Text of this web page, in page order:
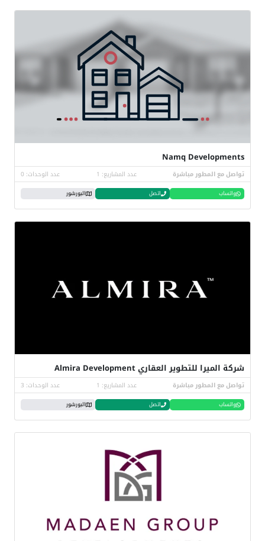
Namq Developments
تواصل مع المطور مباشرة عدد المشاريع: 1 عدد الوحدات: 0
واتساب اتصل البورشور
شركة الميرا للتطوير العقاري Almira Development
تواصل مع المطور مباشرة عدد المشاريع: 1 عدد الوحدات: 3
واتساب اتصل البورشور